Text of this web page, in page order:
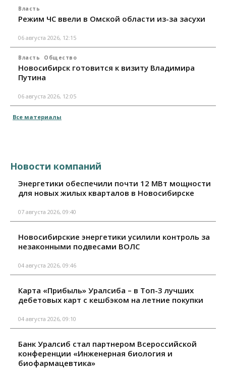
Власть
Режим ЧС ввели в Омской области из-за засухи
06 августа 2026, 12:15
Власть Общество
Новосибирск готовится к визиту Владимира
Путина
06 августа 2026, 12:05
Все материалы
Новости компаний
Энергетики обеспечили почти 12 МВт мощности
для новых жилых кварталов в Новосибирске
07 августа 2026, 09:40
Новосибирские энергетики усилили контроль за
незаконными подвесами ВОЛС
04 августа 2026, 09:46
Карта «Прибыль» Уралсиба – в Топ-3 лучших
дебетовых карт с кешбэком на летние покупки
04 августа 2026, 09:10
Банк Уралсиб стал партнером Всероссийской
конференции «Инженерная биология и
биофармацевтика»